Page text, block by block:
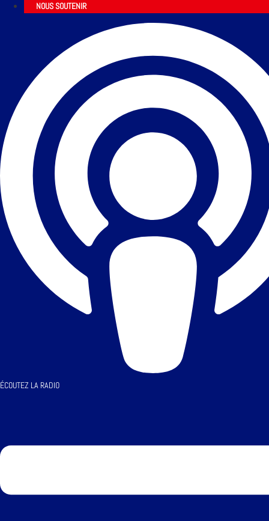
NOUS SOUTENIR
ÉCOUTEZ LA RADIO